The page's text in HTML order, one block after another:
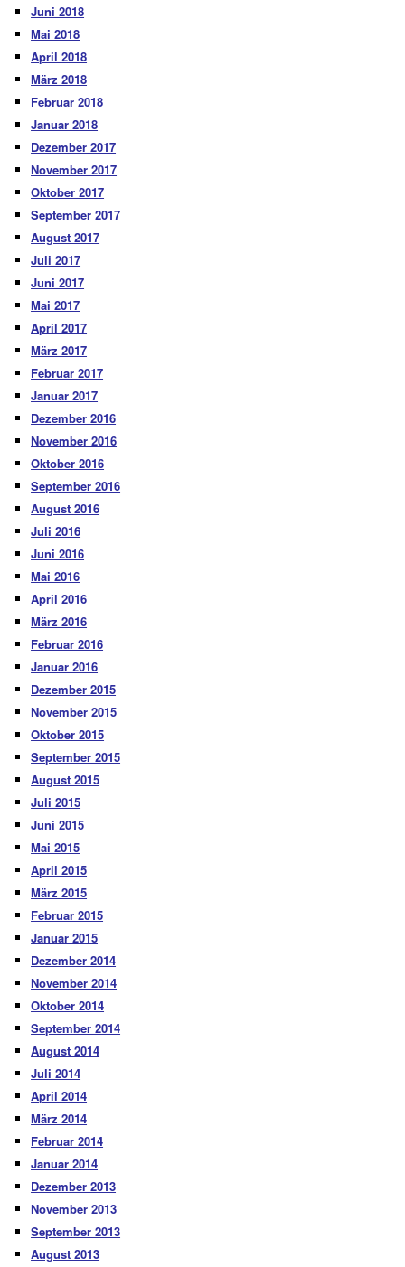
Juni 2018
Mai 2018
April 2018
März 2018
Februar 2018
Januar 2018
Dezember 2017
November 2017
Oktober 2017
September 2017
August 2017
Juli 2017
Juni 2017
Mai 2017
April 2017
März 2017
Februar 2017
Januar 2017
Dezember 2016
November 2016
Oktober 2016
September 2016
August 2016
Juli 2016
Juni 2016
Mai 2016
April 2016
März 2016
Februar 2016
Januar 2016
Dezember 2015
November 2015
Oktober 2015
September 2015
August 2015
Juli 2015
Juni 2015
Mai 2015
April 2015
März 2015
Februar 2015
Januar 2015
Dezember 2014
November 2014
Oktober 2014
September 2014
August 2014
Juli 2014
April 2014
März 2014
Februar 2014
Januar 2014
Dezember 2013
November 2013
September 2013
August 2013